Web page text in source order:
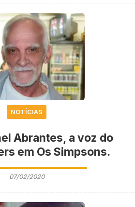
NOTÍCIAS
Abrantes, a voz do
em Os Simpsons.
07/02/2020